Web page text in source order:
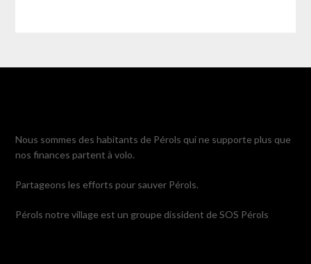
Nous sommes des habitants de Pérols qui ne supporte plus que
nos finances partent à volo.
Partageons les efforts pour sauver Pérols.
Pérols notre village est un groupe dissident de SOS Pérols